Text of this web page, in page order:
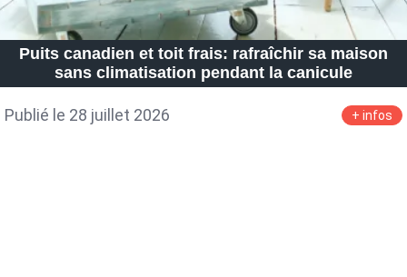
Puits canadien et toit frais: rafraîchir sa maison
sans climatisation pendant la canicule
Publié le 28 juillet 2026 + infos